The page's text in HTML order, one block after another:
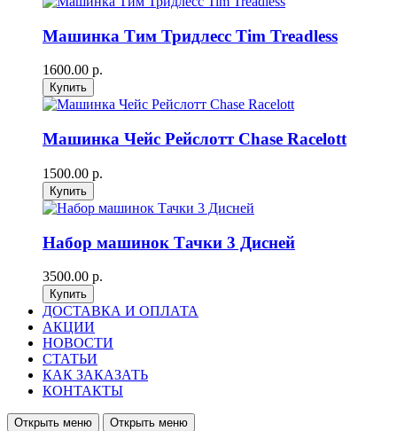
Машинка Тим Тридлесс Tim Treadless
1600.00 р.
Машинка Чейс Рейслотт Chase Racelott
1500.00 р.
Набор машинок Тачки 3 Дисней
3500.00 р.
ДОСТАВКА И ОПЛАТА
АКЦИИ
НОВОСТИ
СТАТЬИ
КАК ЗАКАЗАТЬ
КОНТАКТЫ
Открыть меню Открыть меню